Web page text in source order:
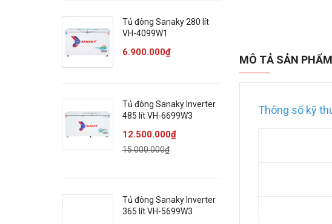
MÔ TẢ SẢN PHẨM
Thông số kỹ
Tủ đông Sanaky 280 lít
VH-4099W1
6.900.000₫
Tủ đông Sanaky Inverter
485 lít VH-6699W3
12.500.000₫
15.000.000₫
Tủ đông Sanaky Inverter
365 lít VH-5699W3